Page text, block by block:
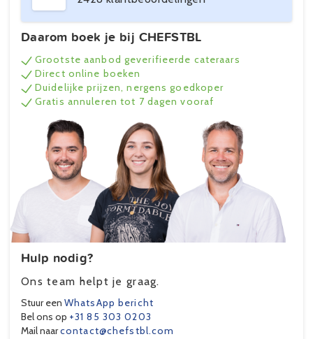
Daarom boek je bij CHEFSTBL
Grootste aanbod geverifieerde cateraars
Direct online boeken
Duidelijke prijzen, nergens goedkoper
Gratis annuleren tot 7 dagen vooraf
Hulp nodig?
Ons team helpt je graag.
Stuur een WhatsApp bericht
Bel ons op +31 85 303 0203
Mail naarcontact@chefstbl.com